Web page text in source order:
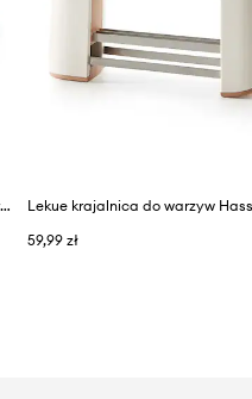
Lekue naczynie do gotowania makaronu w mikrofali 28 cm
59,99 zł